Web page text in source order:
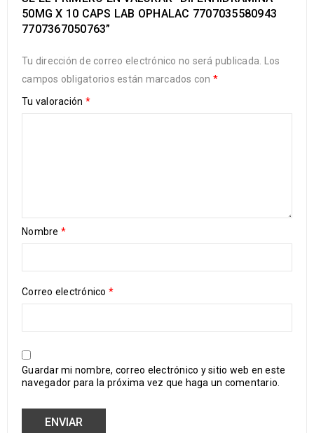
50MG X 10 CAPS LAB OPHALAC 7707035580943
7707367050763”
Tu dirección de correo electrónico no será publicada.
Los
campos obligatorios están marcados con *
Tu valoración *
Nombre *
Correo electrónico *
Guardar mi nombre, correo electrónico y sitio web en este
navegador para la próxima vez que haga un comentario.